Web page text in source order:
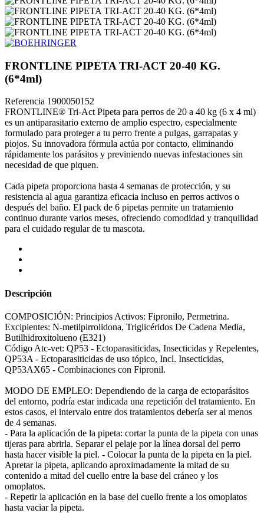
FRONTLINE PIPETA TRI-ACT 20-40 KG.
(6*4ml)
Referencia 1900050152
FRONTLINE® Tri-Act Pipeta para perros de 20 a 40 kg (6 x 4 ml)
es un antiparasitario externo de amplio espectro, especialmente
formulado para proteger a tu perro frente a pulgas, garrapatas y
piojos. Su innovadora fórmula actúa por contacto, eliminando
rápidamente los parásitos y previniendo nuevas infestaciones sin
necesidad de que piquen.
Cada pipeta proporciona hasta 4 semanas de protección, y su
resistencia al agua garantiza eficacia incluso en perros activos o
después del baño. El pack de 6 pipetas permite un tratamiento
continuo durante varios meses, ofreciendo comodidad y tranquilidad
para el cuidado regular de tu mascota.
Descripción
COMPOSICIÓN: Principios Activos: Fipronilo, Permetrina.
Excipientes: N-metilpirrolidona, Triglicéridos De Cadena Media,
Butilhidroxitolueno (E321)
Código Atc-vet: QP53 - Ectoparasiticidas, Insecticidas y Repelentes,
QP53A - Ectoparasiticidas de uso tópico, Incl. Insecticidas,
QP53AX65 - Combinaciones con Fipronil.
MODO DE EMPLEO: Dependiendo de la carga de ectoparásitos
del entorno, podría estar indicada una repetición del tratamiento. En
estos casos, el intervalo entre dos tratamientos debería ser al menos
de 4 semanas.
- Para la aplicación de la pipeta: cortar la punta de la pipeta con unas
tijeras para abrirla. Separar el pelaje por la línea dorsal del perro
hasta hacer visible la piel. - Colocar la punta de la pipeta en la piel.
Apretar la pipeta, aplicando aproximadamente la mitad de su
contenido a mitad del cuello entre la base del cráneo y los
omoplatos.
- Repetir la aplicación en la base del cuello frente a los omoplatos
hasta vaciar la pipeta.